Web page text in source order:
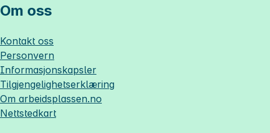
Om oss
Kontakt oss
Personvern
Informasjonskapsler
Tilgjengelighetserklæring
Om arbeidsplassen.no
Nettstedkart